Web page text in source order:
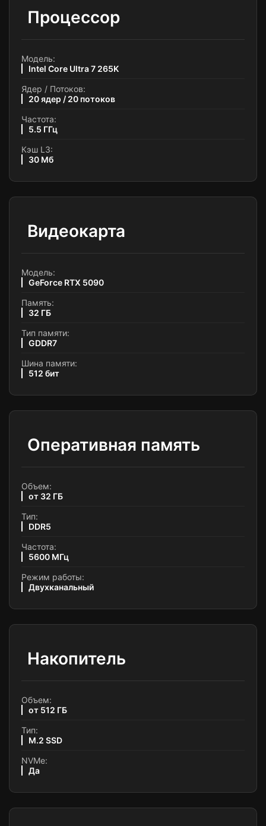
Процессор
Модель:
Intel Core Ultra 7 265K
Ядер / Потоков:
20 ядер / 20 потоков
Частота:
5.5 ГГц
Кэш L3:
30 Мб
Видеокарта
Модель:
GeForce RTX 5090
Память:
32 ГБ
Тип памяти:
GDDR7
Шина памяти:
512 бит
Оперативная память
Объем:
от 32 ГБ
Тип:
DDR5
Частота:
5600 МГц
Режим работы:
Двухканальный
Накопитель
Объем:
от 512 ГБ
Тип:
M.2 SSD
NVMe:
Да